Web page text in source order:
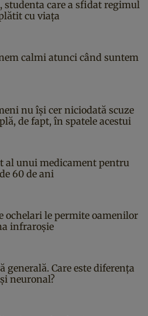
studenta care a sfidat regimul
cu viața
calmi atunci când suntem
nu își cer niciodată scuze
de fapt, în spatele acestui
al unui medicament pentru
60 de ani
ochelari le permite oamenilor
infraroșie
generală. Care este diferența
neuronal?